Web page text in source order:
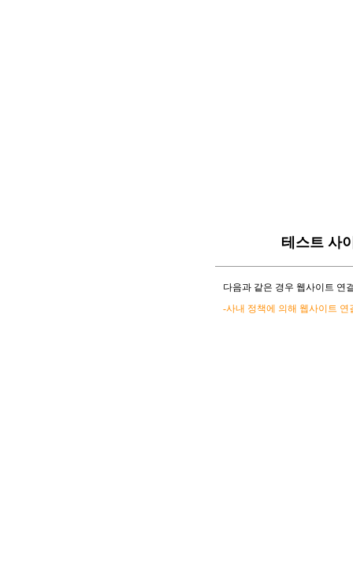
테스트 사
다음과 같은 경우 웹사이트 연
-사내 정책에 의해 웹사이트